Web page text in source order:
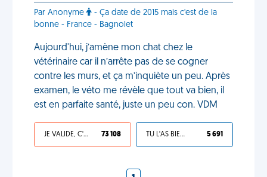
Par Anonyme
- Ça date de 2015 mais c'est de la
bonne - France - Bagnolet
Aujourd'hui, j’amène mon chat chez le
vétérinaire car il n’arrête pas de se cogner
contre les murs, et ça m’inquiète un peu. Après
examen, le véto me révèle que tout va bien, il
est en parfaite santé, juste un peu con. VDM
JE VALIDE, C'EST UNE VDM 73 108 TU L'AS BIEN MÉRITÉ 5 691